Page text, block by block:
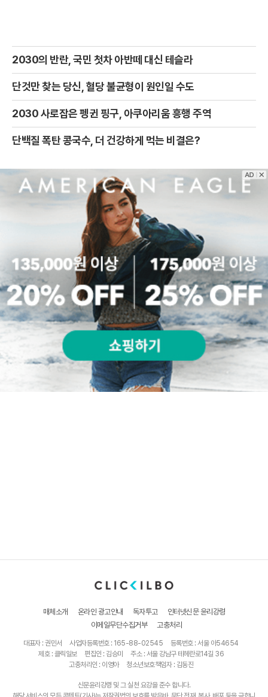
2030의 반란, 국민 첫차 아반떼 대신 테슬라
단것만 찾는 당신, 혈당 불균형이 원인일 수도
2030 사로잡은 펭귄 핑구, 아쿠아리움 흥행 주역
단백질 폭탄 콩국수, 더 건강하게 먹는 비결은?
매체소개 온라인 광고안내 독자투고
인터넷신문 윤리강령
이메일무단수집거부
고충처리
대표자 : 권민서 사업자등록번호 : 165-88-02545
등록번호 : 서울 아54654
제호 : 클릭일보
편집인 : 김승미
주소 : 서울 강남구 테헤란로14길 36
고충처리인 : 이영아
청소년보호책임자 : 김동진
신문윤리강령 및 그 실천 요강을 준수 합니다.